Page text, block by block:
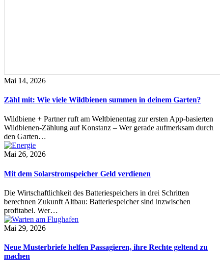
Mai 14, 2026
Zähl mit: Wie viele Wildbienen summen in deinem Garten?
Wildbiene + Partner ruft am Weltbienentag zur ersten App-basierten
Wildbienen-Zählung auf Konstanz – Wer gerade aufmerksam durch
den Garten…
Mai 26, 2026
Mit dem Solarstromspeicher Geld verdienen
Die Wirtschaftlichkeit des Batteriespeichers in drei Schritten
berechnen Zukunft Altbau: Batteriespeicher sind inzwischen
profitabel. Wer…
Mai 29, 2026
Neue Musterbriefe helfen Passagieren, ihre Rechte geltend zu
machen